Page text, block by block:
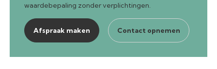
waardebepaling zonder verplichtingen.
Afspraak maken Contact opnemen